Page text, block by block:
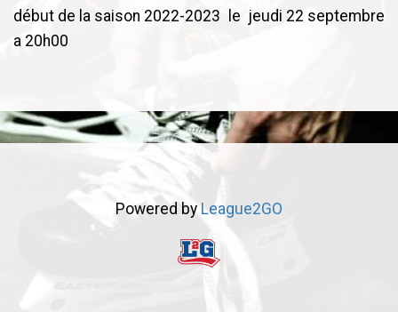
début de la saison 2022-2023 le jeudi 22 septembre
a 20h00
Powered by League2GO